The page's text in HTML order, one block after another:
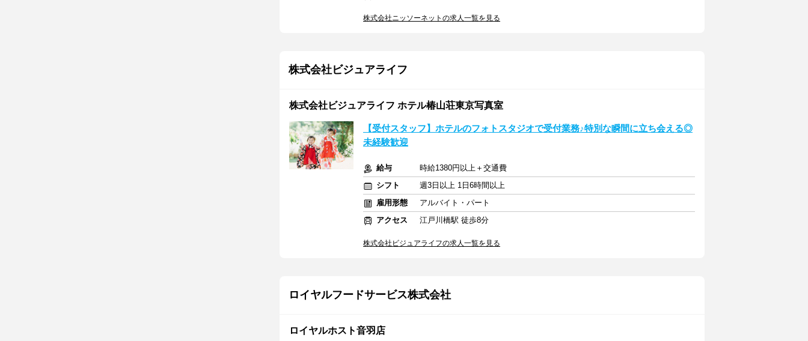
株式会社ニッソーネットの求人一覧を見る
株式会社ビジュアライフ
株式会社ビジュアライフ ホテル椿山荘東京写真室
【受付スタッフ】ホテルのフォトスタジオで受付業務♪特別な瞬間に立ち会える◎
未経験歓迎
給与
時給1380円以上＋交通費
シフト
週3日以上 1日6時間以上
雇用形態
アルバイト・パート
アクセス
江戸川橋駅 徒歩8分
株式会社ビジュアライフの求人一覧を見る
ロイヤルフードサービス株式会社
ロイヤルホスト音羽店